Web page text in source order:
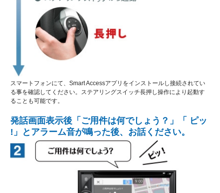
スマートフォンにて、Smart Accessアプリをインストールし接続されてい
る事を確認してください。ステアリングスイッチ長押し操作により起動す
ることも可能です。
発話画面表示後「ご用件は何でしょう？」「 ピッ
!」とアラーム音が鳴った後、お話ください。